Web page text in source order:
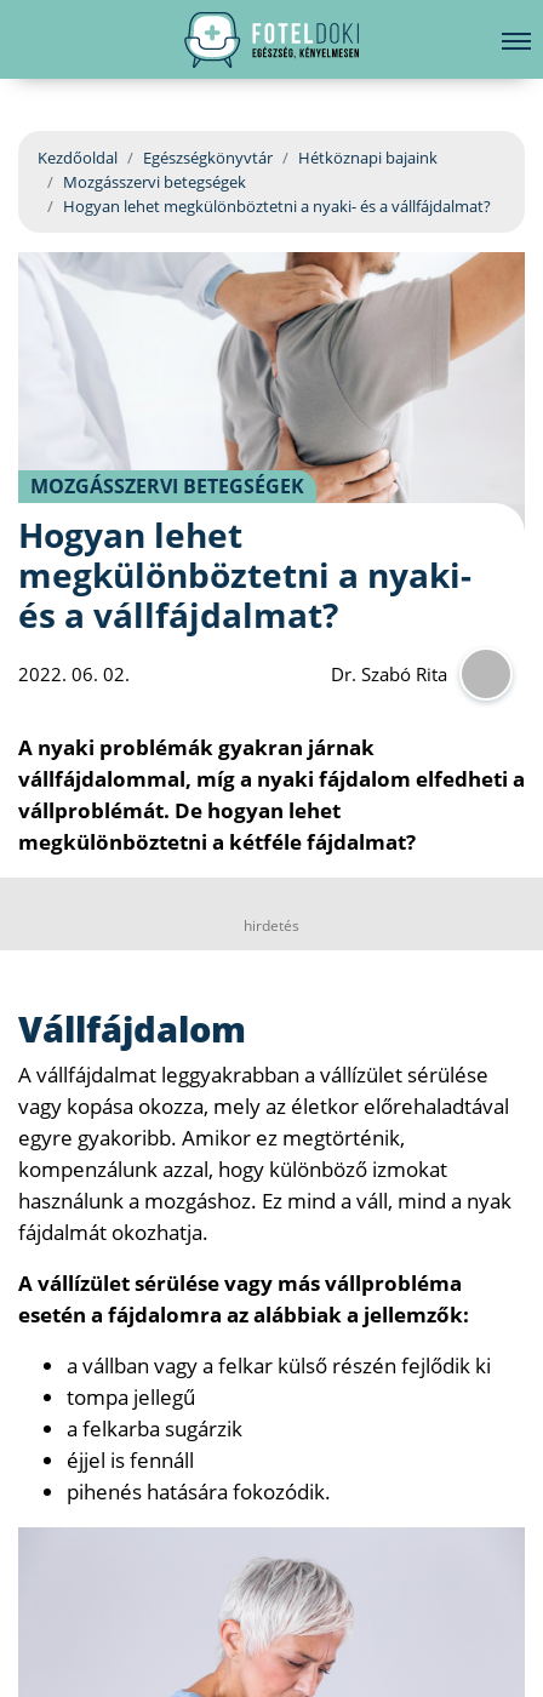
EGÉSZSÉGKÖNYVTÁR
BETEGSÉGKALAUZ
ÜGYELETKERESŐ
ORVOS VÁLASZOL
ORVOSKERESŐ
hirdetés
Kezdőoldal Egészségkönyvtár
Hétköznapi bajaink
Mozgásszervi betegségek
Hogyan lehet megkülönböztetni a nyaki- és a vállfájdalmat?
MOZGÁSSZERVI BETEGSÉGEK
Hogyan lehet
megkülönböztetni a nyaki-
és a vállfájdalmat?
2022. 06. 02. Dr. Szabó Rita
A nyaki problémák gyakran járnak
vállfájdalommal, míg a nyaki fájdalom elfedheti a
vállproblémát. De hogyan lehet
megkülönböztetni a kétféle fájdalmat?
hirdetés
Vállfájdalom
A vállfájdalmat leggyakrabban a vállízület sérülése
vagy kopása okozza, mely az életkor előrehaladtával
egyre gyakoribb. Amikor ez megtörténik,
kompenzálunk azzal, hogy különböző izmokat
használunk a mozgáshoz. Ez mind a váll, mind a nyak
fájdalmát okozhatja.
A vállízület sérülése vagy más vállprobléma
esetén a fájdalomra az alábbiak a jellemzők:
a vállban vagy a felkar külső részén fejlődik ki
tompa jellegű
a felkarba sugárzik
éjjel is fennáll
pihenés hatására fokozódik.